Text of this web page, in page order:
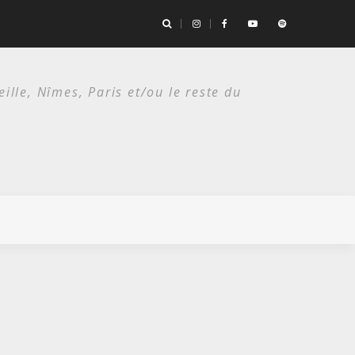
Nîmes, Paris et/ou le reste du